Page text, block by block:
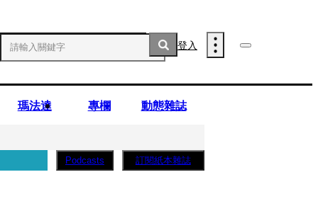
登入
瑪法達 專欄 動態雜誌
Podcasts 訂閱紙本雜誌